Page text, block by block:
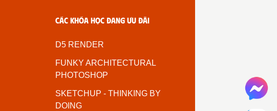
Các khóa học đang ưu đãi
D5 RENDER
FUNKY ARCHITECTURAL
PHOTOSHOP
SKETCHUP - THINKING BY
DOING